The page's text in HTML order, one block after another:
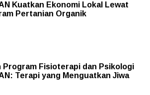
Kuatkan Ekonomi Lokal Lewat
Pertanian Organik
Program Fisioterapi dan Psikologi
Terapi yang Menguatkan Jiwa